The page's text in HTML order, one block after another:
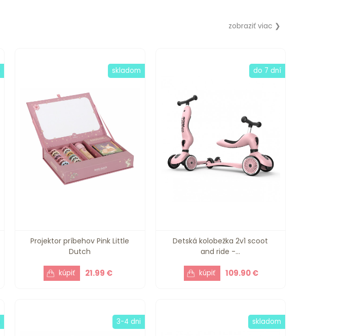
zobraziť viac ❯
Projektor príbehov Pink Little
Dutch
21.99 €
skladom
Detská kolobežka 2v1 scoot
and ride -...
109.90 €
do 7 dní
3-4 dni skladom